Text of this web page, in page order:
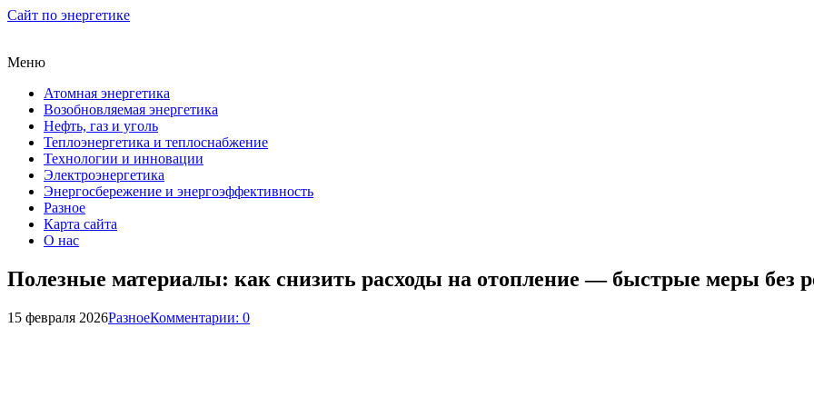
Сайт по энергетике
Меню
Атомная энергетика
Возобновляемая энергетика
Нефть, газ и уголь
Теплоэнергетика и теплоснабжение
Технологии и инновации
Электроэнергетика
Энергосбережение и энергоэффективность
Разное
Карта сайта
О нас
Полезные материалы: как снизить расходы на отопление — быстрые меры без
15 февраля 2026РазноеКомментарии: 0